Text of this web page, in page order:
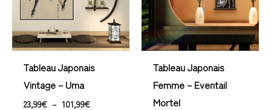
Tableau Japonais
Vintage – Uma
23,99€ – 101,99€
Tableau Japonais
Femme – Eventail
Mortel